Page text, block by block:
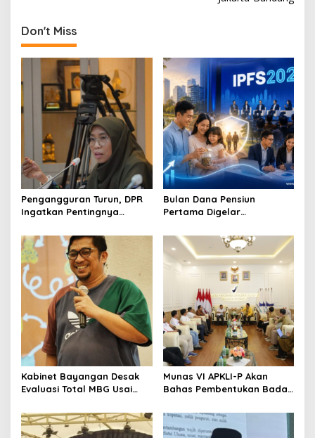
n
a
i
g
i
o
n
Don't Miss
Pengangguran Turun, DPR
Ingatkan Pentingnya
yang Layak
Bulan Dana Pensiun
Pertama Digelar
Perkuat Ekosistem Pensiun
Berkelanjutan
Kabinet Bayangan Desak
Evaluasi Total MBG Usai
Massal
Munas VI APKLI-P Akan
Bahas Pembentukan Badan
Dinilai Penting Hadapi
Bonus Demografi